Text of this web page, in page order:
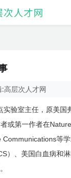
:高层次人才网
验室主任，原美
或第一作者在Nature
Communications等
）、美国白血病和